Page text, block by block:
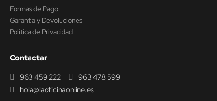
Formas de Pago
Garantía y Devoluciones
Política de Privacidad
Contactar
963 459 222
963 478 599
hola@laoficinaonline.es